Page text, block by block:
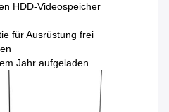
HDD-Videospeicher
für Ausrüstung frei
Jahr aufgeladen